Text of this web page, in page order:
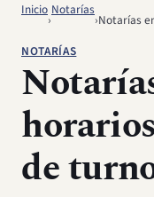
Inicio
›
Notarías
›Notarías
NOTARÍAS
de